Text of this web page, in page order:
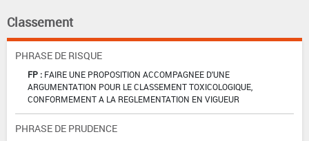
Classement
PHRASE DE RISQUE
FP : FAIRE UNE PROPOSITION ACCOMPAGNEE D'UNE
ARGUMENTATION POUR LE CLASSEMENT TOXICOLOGIQUE,
CONFORMEMENT A LA REGLEMENTATION EN VIGUEUR
PHRASE DE PRUDENCE